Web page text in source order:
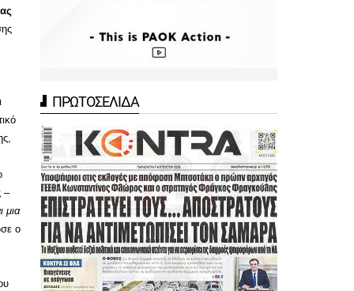
–
μια
ο
ΠΡΩΤΟΣΕΛΙΔΑ